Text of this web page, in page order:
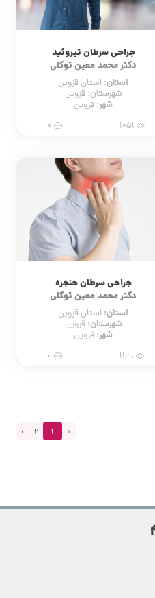
جراحی سرطان تیروئید
دکتر محمد معین توکلی
استان: استان قزوین
شهرستان:قزوین
شهر: قزوین
جراحی سرطان حنجره
دکتر محمد معین توکلی
استان: استان قزوین
شهرستان:قزوین
شهر: قزوین
1131
‹
1
2
›